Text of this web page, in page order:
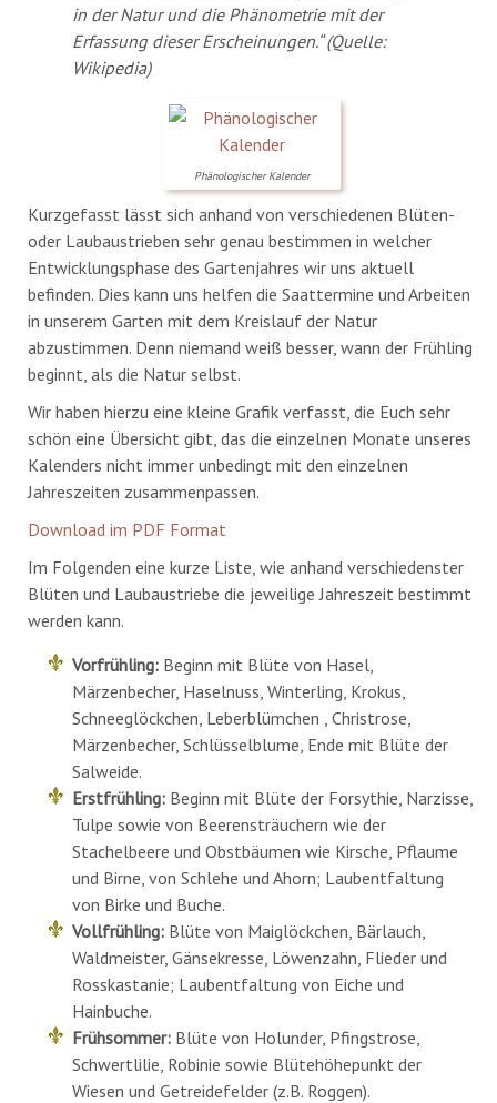
in der Natur und die Phänometrie mit der
Erfassung dieser Erscheinungen.“ (Quelle:
Wikipedia)
Phänologischer Kalender
Kurzgefasst lässt sich anhand von verschiedenen Blüten-
oder Laubaustrieben sehr genau bestimmen in welcher
Entwicklungsphase des Gartenjahres wir uns aktuell
befinden. Dies kann uns helfen die Saattermine und Arbeiten
in unserem Garten mit dem Kreislauf der Natur
abzustimmen. Denn niemand weiß besser, wann der Frühling
beginnt, als die Natur selbst.
Wir haben hierzu eine kleine Grafik verfasst, die Euch sehr
schön eine Übersicht gibt, das die einzelnen Monate unseres
Kalenders nicht immer unbedingt mit den einzelnen
Jahreszeiten zusammenpassen.
Download im PDF Format
Im Folgenden eine kurze Liste, wie anhand verschiedenster
Blüten und Laubaustriebe die jeweilige Jahreszeit bestimmt
werden kann.
Vorfrühling: Beginn mit Blüte von Hasel,
Märzenbecher, Haselnuss, Winterling, Krokus,
Schneeglöckchen, Leberblümchen , Christrose,
Märzenbecher, Schlüsselblume, Ende mit Blüte der
Salweide.
Erstfrühling: Beginn mit Blüte der Forsythie, Narzisse,
Tulpe sowie von Beerensträuchern wie der
Stachelbeere und Obstbäumen wie Kirsche, Pflaume
und Birne, von Schlehe und Ahorn; Laubentfaltung
von Birke und Buche.
Vollfrühling: Blüte von Maiglöckchen, Bärlauch,
Waldmeister, Gänsekresse, Löwenzahn, Flieder und
Rosskastanie; Laubentfaltung von Eiche und
Hainbuche.
Frühsommer: Blüte von Holunder, Pfingstrose,
Schwertlilie, Robinie sowie Blütehöhepunkt der
Wiesen und Getreidefelder (z.B. Roggen).